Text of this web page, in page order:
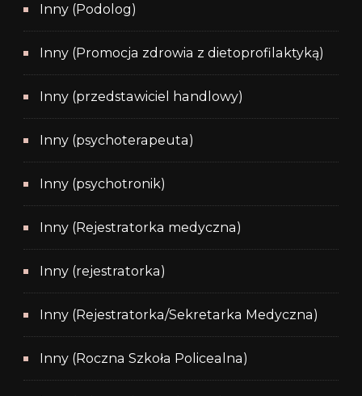
Inny (Podolog)
Inny (Promocja zdrowia z dietoprofilaktyką)
Inny (przedstawiciel handlowy)
Inny (psychoterapeuta)
Inny (psychotronik)
Inny (Rejestratorka medyczna)
Inny (rejestratorka)
Inny (Rejestratorka/Sekretarka Medyczna)
Inny (Roczna Szkoła Policealna)